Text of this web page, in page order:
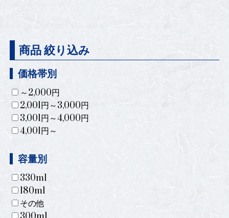
商品 絞り込み
価格帯別
～2,000円
2,001円～3,000円
3,001円～4,000円
4,001円～
容量別
330ml
180ml
その他